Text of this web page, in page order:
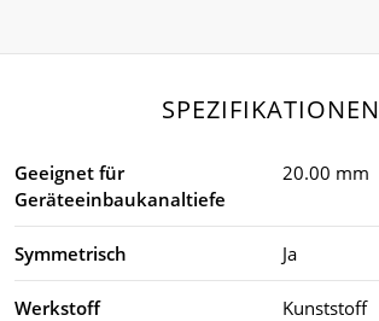
SPEZIFIKATIONEN
Geeignet für
Geräteeinbaukanaltiefe
20.00 mm
Symmetrisch Ja
Werkstoff Kunststoff